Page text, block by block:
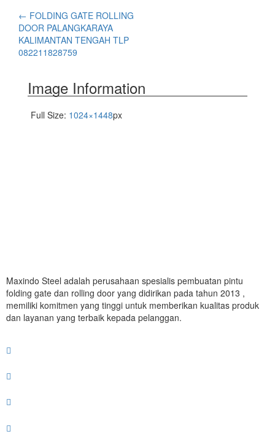
← FOLDING GATE ROLLING
DOOR PALANGKARAYA
KALIMANTAN TENGAH TLP
082211828759
Image Information
Full Size: 1024×1448px
Maxindo Steel adalah perusahaan spesialis pembuatan pintu
folding gate dan rolling door yang didirikan pada tahun 2013 ,
memiliki komitmen yang tinggi untuk memberikan kualitas produk
dan layanan yang terbaik kepada pelanggan.